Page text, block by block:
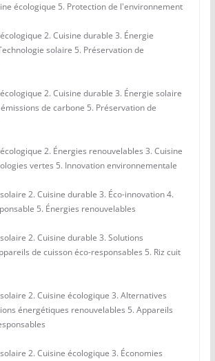
écologique 5. Protection de l'environnement
2. Cuisine durable 3. Énergie
solaire 5. Préservation de
2. Cuisine durable 3. Énergie solaire
de carbone 5. Préservation de
2. Énergies renouvelables 3. Cuisine
vertes 5. Innovation environnementale
2. Cuisine durable 3. Éco-innovation 4.
5. Énergies renouvelables
2. Cuisine durable 3. Solutions
de cuisson éco-responsables 5. Riz cuit
2. Cuisine écologique 3. Alternatives
énergétiques renouvelables 5. Appareils
2. Cuisine écologique 3. Économies